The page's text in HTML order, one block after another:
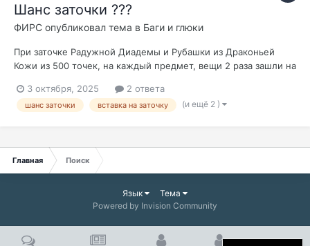
Шанс заточки ???
ФИРС опубликовал тема в Баги и глюки
При заточке Радужной Диадемы и Рубашки из Драконьей
Кожи из 500 точек, на каждый предмет, вещи 2 раза зашли на
так и должно быть ??? Удача больше не считается и вставка
не работает ??? Хотя первые 3 дня после старта серва на +5
3 октября, 2025 2 ответа
шанс заточки вставка на заточку (и ещё 2 )
Главная Поиск
Язык
Тема
Powered by Invision Community